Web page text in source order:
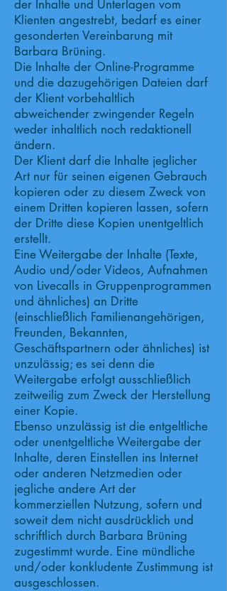
der Inhalte und Unterlagen vom
Klienten angestrebt, bedarf es einer
gesonderten Vereinbarung mit
Barbara Brüning.
Die Inhalte der Online-Programme
und die dazugehörigen Dateien darf
der Klient vorbehaltlich
abweichender zwingender Regeln
weder inhaltlich noch redaktionell
ändern.
Der Klient darf die Inhalte jeglicher
Art nur für seinen eigenen Gebrauch
kopieren oder zu diesem Zweck von
einem Dritten kopieren lassen, sofern
der Dritte diese Kopien unentgeltlich
erstellt.
Eine Weitergabe der Inhalte (Texte,
Audio und/oder Videos, Aufnahmen
von Livecalls in Gruppenprogrammen
und ähnliches) an Dritte
(einschließlich Familienangehörigen,
Freunden, Bekannten,
Geschäftspartnern oder ähnliches) ist
unzulässig; es sei denn die
Weitergabe erfolgt ausschließlich
zeitweilig zum Zweck der Herstellung
einer Kopie.
Ebenso unzulässig ist die entgeltliche
oder unentgeltliche Weitergabe der
Inhalte, deren Einstellen ins Internet
oder anderen Netzmedien oder
jegliche andere Art der
kommerziellen Nutzung, sofern und
soweit dem nicht ausdrücklich und
schriftlich durch Barbara Brüning
zugestimmt wurde. Eine mündliche
und/oder konkludente Zustimmung ist
ausgeschlossen.